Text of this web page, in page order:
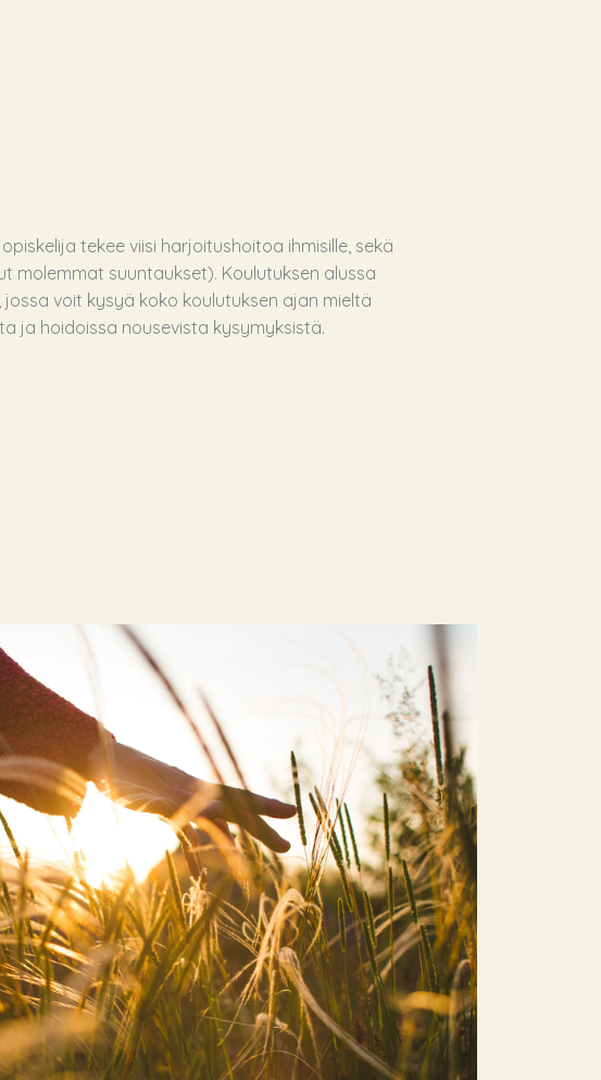
tekee viisi harjoitushoitoa ihmisille, sekä
molemmat suuntaukset). Koulutuksen alussa
voit kysyä koko koulutuksen ajan mieltä
ja hoidoissa nousevista kysymyksistä.